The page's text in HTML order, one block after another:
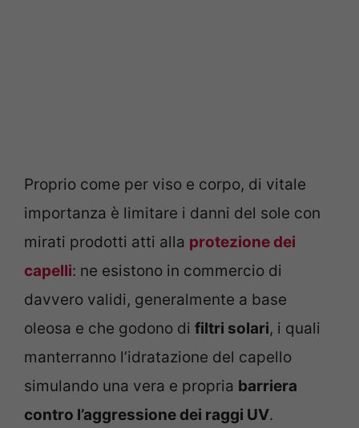
Proprio come per viso e corpo, di vitale
importanza è limitare i danni del sole con
mirati prodotti atti alla protezione dei
capelli: ne esistono in commercio di
davvero validi, generalmente a base
oleosa e che godono di filtri solari, i quali
manterranno l’idratazione del capello
simulando una vera e propria barriera
contro l’aggressione dei raggi UV.